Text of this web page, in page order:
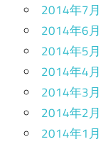
2014年7月
2014年6月
2014年5月
2014年4月
2014年3月
2014年2月
2014年1月